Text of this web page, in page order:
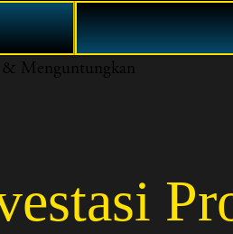
Menguntungkan